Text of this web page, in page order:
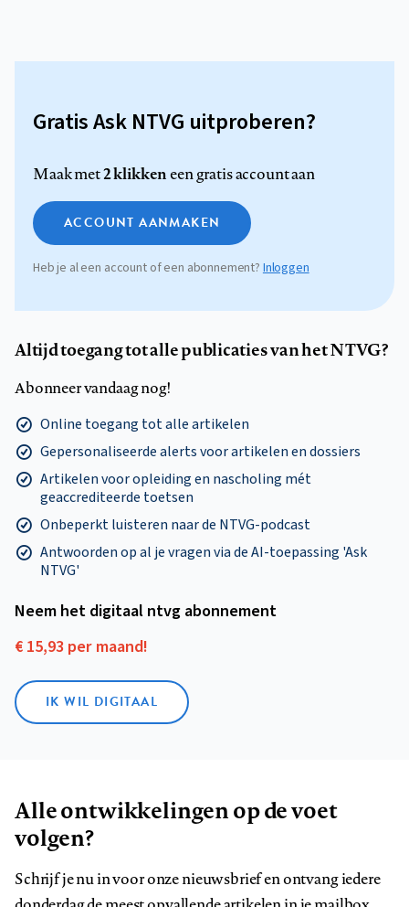
Gratis Ask NTVG uitproberen?
Maak met2 klikkeneen gratis account aan
ACCOUNT AANMAKEN
Heb je al een account of een abonnement? Inloggen
Altijd toegang tot alle publicaties van het NTVG?
Abonneer vandaag nog!
Online toegang tot alle artikelen
Gepersonaliseerde alerts voor artikelen en dossiers
Artikelen voor opleiding en nascholing mét
geaccrediteerde toetsen
Onbeperkt luisteren naar de NTVG-podcast
Antwoorden op al je vragen via de AI-toepassing 'Ask
NTVG'
Neem het digitaal ntvg abonnement
€ 15,93 per maand!
IK WIL DIGITAAL
Alle ontwikkelingen op de voet
volgen?
Schrijf je nu in voor onze nieuwsbrief en ontvang iedere